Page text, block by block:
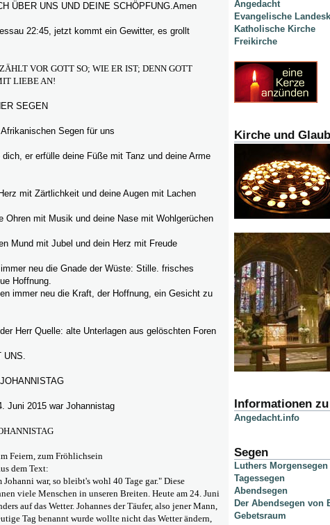
ÜBER UNS UND DEINE SCHÖPFUNG.Amen
22:45, jetzt kommt ein Gewitter, es grollt
VOR GOTT SO; WIE ER IST; DENN GOTT
LIEBE AN!
SEGEN
Afrikanischen Segen für uns
dich, er erfülle deine Füße mit Tanz und deine Arme
mit Zärtlichkeit und deine Augen mit Lachen
Ohren mit Musik und deine Nase mit Wohlgerüchen
Mund mit Jubel und dein Herz mit Freude
neu die Gnade der Wüste: Stille. frisches
Hoffnung.
immer neu die Kraft, der Hoffnung, ein Gesicht zu
Herr Quelle: alte Unterlagen aus gelöschten Foren
UNS.
Juni 2015 war Johannistag
Feiern, zum Fröhlichsein
dem Text:
Johanni war, so bleibt's wohl 40 Tage gar." Diese
viele Menschen in unseren Breiten. Heute am 24. Juni
auf das Wetter. Johannes der Täufer, also jener Mann,
Tag benannt wurde wollte nicht das Wetter ändern,
Angedacht
Evangelische
Katholische Kirche
Freikirche
Kirche und
Informationen
Angedacht.info
Segen
Luthers Morgensegen
Tagessegen
Abendsegen
Der Abendsegen von
Gebetsraum